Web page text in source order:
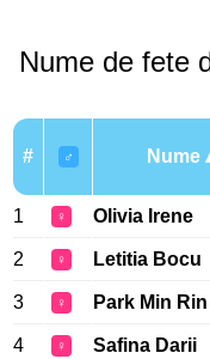
Nume de fete
# ♂ Nume
1 ♀ Olivia Irene
2 ♀ Letitia Bocu
3 ♀ Park Min Rin
4 ♀ Safina Darii